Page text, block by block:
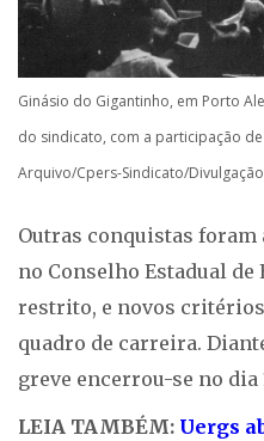
Ginásio do Gigantinho, em Porto
do sindicato, com a participação
Arquivo/Cpers-Sindicato/Divulgação
Outras conquistas foram
no Conselho Estadual de
restrito, e novos
quadro de carreira.
greve encerrou-se no dia
LEIA TAMBÉM: Uergs